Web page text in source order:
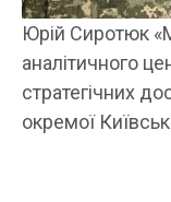
Юрій Сиротюк
аналітичного
стратегічних
окремої